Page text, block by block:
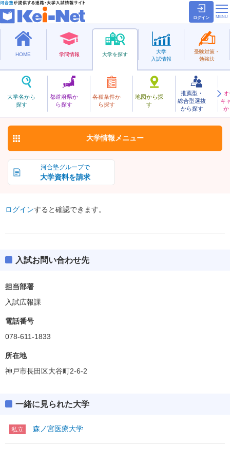
ログイン
HOME 学問情報 大学を探す
大学名から
探す
都道府県か
ら探す
各種条件か
ら探す
地図から探
す
推薦型・
総合型選抜
から探す
キ
か
大学
入試情報
受験対策・
勉強法
私立
こうべときわ
神戸常盤大学 お気に入り
河合塾グループで
大学資料を請求
大学情報 メニュー
ログインすると確認できます。
入試お問い合わせ先
担当部署
入試広報課
電話番号
078-611-1833
所在地
神戸市長田区大谷町2-6-2
一緒に見られた大学
私立 森ノ宮医療大学